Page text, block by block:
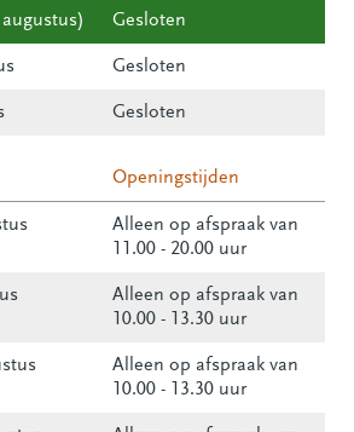
Gesloten
Gesloten
Gesloten
Openingstijden
Alleen op afspraak van
11.00 - 20.00 uur
Alleen op afspraak van
10.00 - 13.30 uur
Alleen op afspraak van
10.00 - 13.30 uur